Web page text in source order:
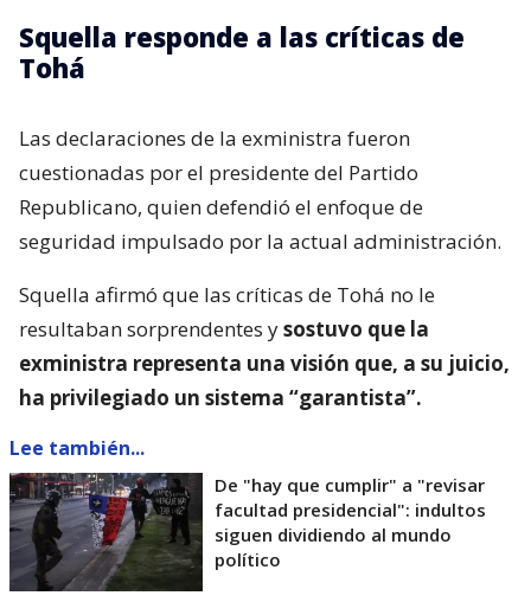
Squella responde a las críticas de
Tohá
Las declaraciones de la exministra fueron
cuestionadas por el presidente del Partido
Republicano, quien defendió el enfoque de
seguridad impulsado por la actual administración.
Squella afirmó que las críticas de Tohá no le
resultaban sorprendentes ysostuvo que la
exministra representa una visión que, a su juicio,
ha privilegiado un sistema “garantista”.
Lee también...
De "hay que cumplir" a "revisar
facultad presidencial": indultos
siguen dividiendo al mundo
político